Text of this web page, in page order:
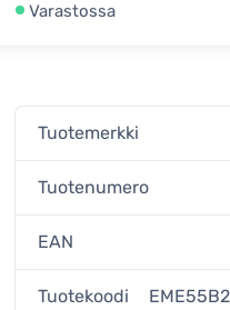
Varastossa
Tuotemerkki
Tuotenumero
EAN
Tuotekoodi